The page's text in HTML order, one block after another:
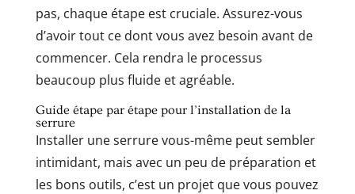
pas, chaque étape est cruciale. Assurez-vous
d’avoir tout ce dont vous avez besoin avant de
commencer. Cela rendra le processus
beaucoup plus fluide et agréable.
Guide étape par étape pour l’installation de la
serrure
Installer une serrure vous-même peut sembler
intimidant, mais avec un peu de préparation et
les bons outils, c’est un projet que vous pouvez